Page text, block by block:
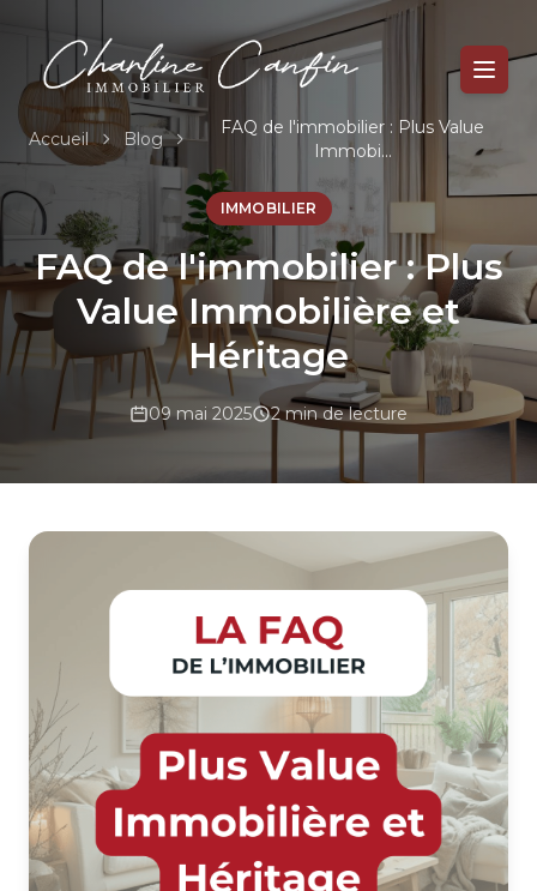
Accueil Blog
FAQ de l'immobilier : Plus Value
Immobi...
IMMOBILIER
FAQ de l'immobilier : Plus
Value Immobilière et
Héritage
09 mai 2025 2 min de lecture